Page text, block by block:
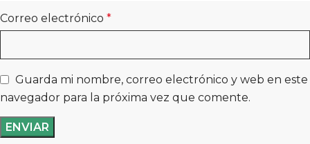
Correo electrónico *
Guarda mi nombre, correo electrónico y web en este
navegador para la próxima vez que comente.